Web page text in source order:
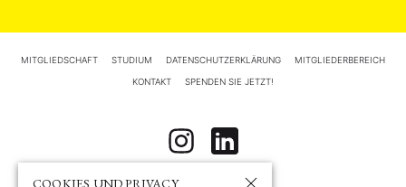
MITGLIEDSCHAFT STUDIUM DATENSCHUTZERKLÄRUNG MITGLIEDERBEREICH
KONTAKT SPENDEN SIE JETZT!
COOKIES UND PRIVACY